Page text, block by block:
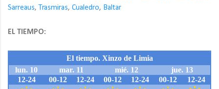
Sarreaus, Trasmiras, Cualedro, Baltar
EL TIEMPO: